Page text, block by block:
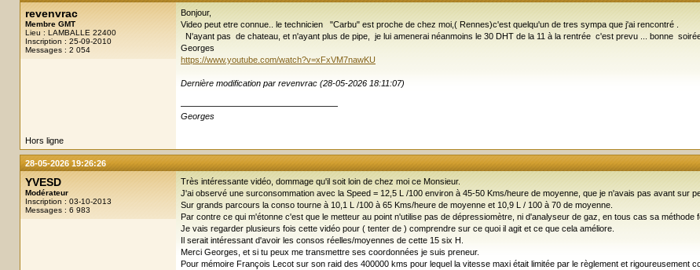
revenvrac
Membre GMT
Lieu : LAMBALLE 22400
Inscription : 25-09-2010
Messages : 2 054
Bonjour,
Video peut etre connue.. le technicien "Carbu" est proche de chez moi,( Rennes)c'est quelqu'un de tres sympa que j'ai rencontré .
N'ayant pas de chateau, et n'ayant plus de pipe, je lui amenerai néanmoins le 30 DHT de la 11 à la rentrée c'est prevu ... bonne
Georges
https://www.youtube.com/watch?v=xFxVM7nawKU
Dernière modification par revenvrac (28-05-2026 18:11:07)
Georges
Hors ligne
28-05-2026 19:26:26
YVESD
Modérateur
Inscription : 03-10-2013
Messages : 6 983
Très intéressante vidéo, dommage qu'il soit loin de chez moi ce Monsieur.
J'ai observé une surconsommation avec la Speed = 12,5 L /100 environ à 45-50 Kms/heure de moyenne, que je n'avais pas avant sur
Sur grands parcours la conso tourne à 10,1 L /100 à 65 Kms/heure de moyenne et 10,9 L / 100 à 70 de moyenne.
Par contre ce qui m'étonne c'est que le metteur au point n'utilise pas de dépressiomètre, ni d'analyseur de gaz, en tous cas sa méthode
Je vais regarder plusieurs fois cette vidéo pour ( tenter de ) comprendre sur ce quoi il agit et ce que cela améliore.
Il serait intéressant d'avoir les consos réelles/moyennes de cette 15 six H.
Merci Georges, et si tu peux me transmettre ses coordonnées je suis preneur.
Pour mémoire François Lecot sur son raid des 400000 kms pour lequel la vitesse maxi était limitée par le règlement et rigoureusement